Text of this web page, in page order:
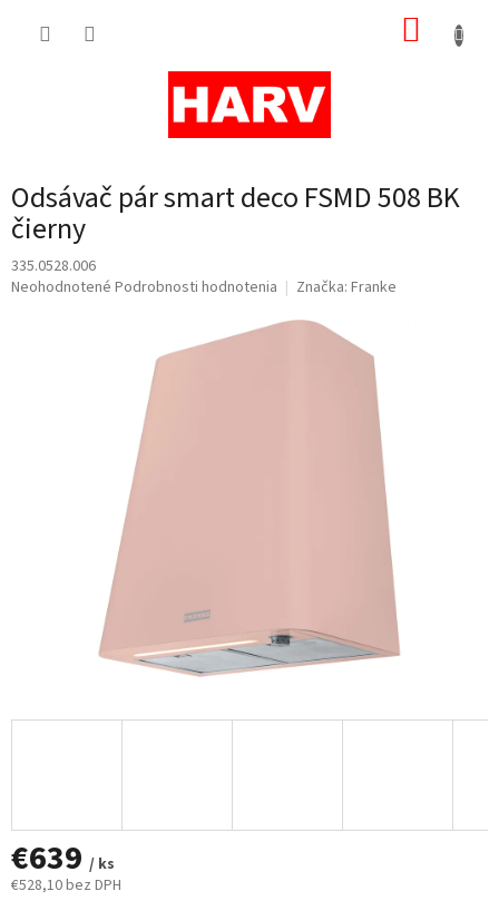
Odsávač pár smart deco FSMD 508 BK
čierny
335.0528.006
Priemerné
Neohodnotené Podrobnosti hodnotenia Značka: Franke
€639 / ks
€528,10 bez DPH